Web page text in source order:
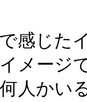
感じた
メージ
人かい